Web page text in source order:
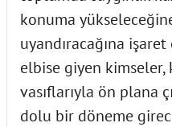
konuma
uyandıracağına işaret
elbise giyen kimseler,
vasıflarıyla ön plana
dolu bir döneme